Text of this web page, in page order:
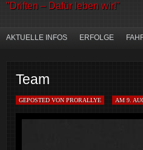
"Driften – Dafür leben wir!"
AKTUELLE INFOS ERFOLGE
Team
GEPOSTED VON PRORALLYE AM 9.